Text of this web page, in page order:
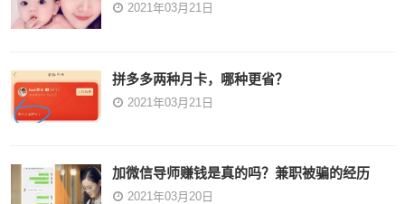
2021年03月21日
拼多多两种月卡，哪种更省？
2021年03月21日
加微信导师赚钱是真的吗？兼职被骗的经历
2021年03月20日